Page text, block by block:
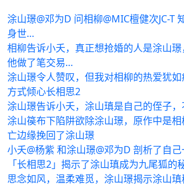
涂山璟@邓为D 问相柳@MIC檀健次JC-T
身世…
相柳告诉小夭，真正想抢婚的人是涂山
他做了笔交易…
涂山璟令人赞叹，但我对相柳的热爱犹
方式倾心长相思2
涂山璟告诉小夭，涂山瑱是自己的侄子
涂山篌布下陷阱欲除涂山璟，原作中是
亡边缘挽回了涂山璟
小夭@杨紫 和涂山璟@邓为D 剖析了自
「长相思2」揭示了涂山瑱成为九尾狐的
思念如风，温柔难觅，涂山璟揭示涂山